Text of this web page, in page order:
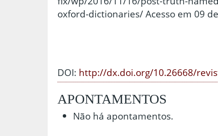
oxford-dictionaries/ Acesso em 09
DOI: http://dx.doi.org/10.26668/
APONTAMENTOS
Não há apontamentos.